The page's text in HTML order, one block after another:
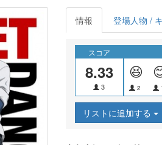
情報 登場人物 /
スコア
8.33
3
😆
2
リストに追加する